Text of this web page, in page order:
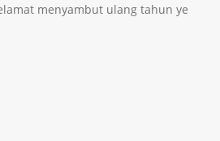
menyambut ulang tahun ye